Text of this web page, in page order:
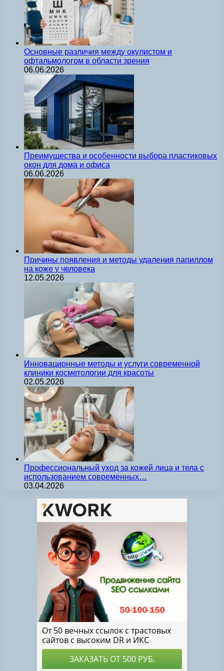
Основные различия между окулистом и
офтальмологом в области зрения
06.06.2026
Преимущества и особенности выбора пластиковых
окон для дома и офиса
06.06.2026
Причины появления и методы удаления папиллом
на коже у человека
12.05.2026
Инновационные методы и услуги современной
клиники косметологии для красоты
02.05.2026
Профессиональный уход за кожей лица и тела с
использованием современных…
03.04.2026